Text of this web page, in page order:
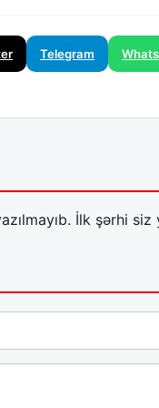
Telegram
İlk şərhi siz